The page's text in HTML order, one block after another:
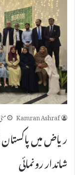
Kamran Ashraf مئی
ریاض میں
شاندار رونمائی